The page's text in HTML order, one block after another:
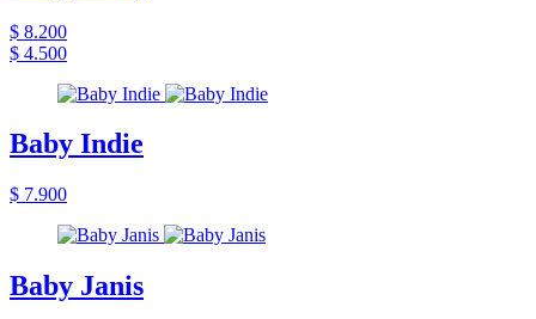
$ 8.200
$ 4.500
Baby Indie
$ 7.900
Baby Janis